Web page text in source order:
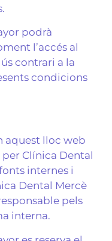
podrà
l’accés al
contrari a la
condicions
aquest lloc web
Clínica Dental
internes i
Dental Mercè
pels
interna.